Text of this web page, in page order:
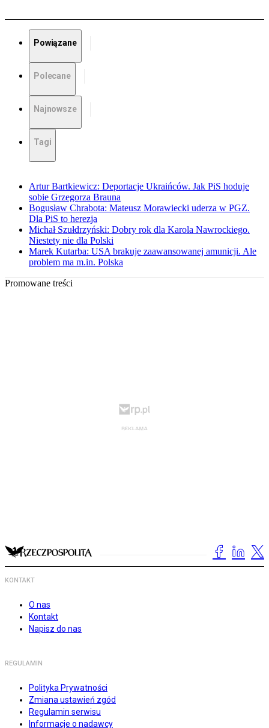
Powiązane
Polecane
Najnowsze
Tagi
Artur Bartkiewicz: Deportacje Ukraińców. Jak PiS hoduje
sobie Grzegorza Brauna
Bogusław Chrabota: Mateusz Morawiecki uderza w PGZ.
Dla PiS to herezja
Michał Szułdrzyński: Dobry rok dla Karola Nawrockiego.
Niestety nie dla Polski
Marek Kutarba: USA brakuje zaawansowanej amunicji. Ale
problem ma m.in. Polska
Promowane treści
KONTAKT
O nas
Kontakt
Napisz do nas
REGULAMIN
Polityka Prywatności
Zmiana ustawień zgód
Regulamin serwisu
Informacje o nadawcy